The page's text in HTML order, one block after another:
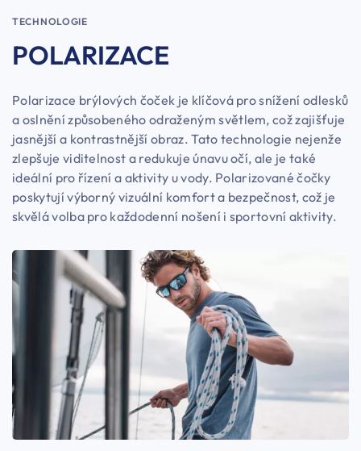
TECHNOLOGIE
POLARIZACE
Polarizace brýlových čoček je klíčová pro snížení odlesků
a oslnění způsobeného odraženým světlem, což zajišťuje
jasnější a kontrastnější obraz. Tato technologie nejenže
zlepšuje viditelnost a redukuje únavu očí, ale je také
ideální pro řízení a aktivity u vody. Polarizované čočky
poskytují výborný vizuální komfort a bezpečnost, což je
skvělá volba pro každodenní nošení i sportovní aktivity.